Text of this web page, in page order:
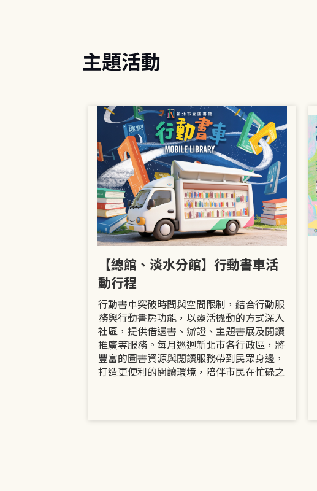
主題活動
【總館、淡水分館】行動書車活
動行程
行動書車突破時間與空間限制，結合行動服
務與行動書房功能，以靈活機動的方式深入
社區，提供借還書、辦證、主題書展及閱讀
推廣等服務。每月巡迴新北市各行政區，將
豐富的圖書資源與閱讀服務帶到民眾身邊，
打造更便利的閱讀環境，陪伴市民在忙碌之